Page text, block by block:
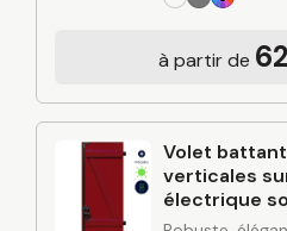
performance
l’expertise
à partir de
Volet
verticales
électrique